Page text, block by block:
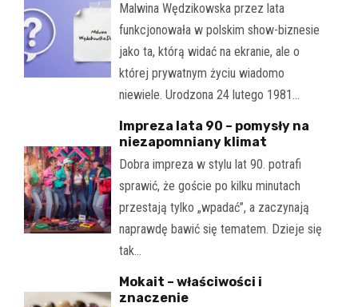
Malwina Wędzikowska przez lata
funkcjonowała w polskim show-biznesie
jako ta, którą widać na ekranie, ale o
której prywatnym życiu wiadomo
niewiele. Urodzona 24 lutego 1981…
Impreza lata 90 – pomysły na
niezapomniany klimat
Dobra impreza w stylu lat 90. potrafi
sprawić, że goście po kilku minutach
przestają tylko „wpadać”, a zaczynają
naprawdę bawić się tematem. Dzieje się
tak…
Mokait – właściwości i
znaczenie